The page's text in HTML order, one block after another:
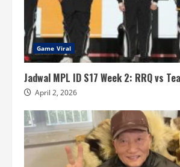
Game Viral
Jadwal MPL ID S17 Week 2: RRQ vs
April 2, 2026